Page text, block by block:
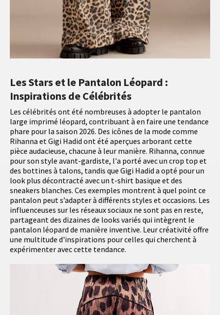
Les Stars et le Pantalon Léopard :
Inspirations de Célébrités
Les célébrités ont été nombreuses à adopter le pantalon
large imprimé léopard, contribuant à en faire une tendance
phare pour la saison 2026. Des icônes de la mode comme
Rihanna et Gigi Hadid ont été aperçues arborant cette
pièce audacieuse, chacune à leur manière. Rihanna, connue
pour son style avant-gardiste, l'a porté avec un crop top et
des bottines à talons, tandis que Gigi Hadid a opté pour un
look plus décontracté avec un t-shirt basique et des
sneakers blanches. Ces exemples montrent à quel point ce
pantalon peut s’adapter à différents styles et occasions. Les
influenceuses sur les réseaux sociaux ne sont pas en reste,
partageant des dizaines de looks variés qui intègrent le
pantalon léopard de manière inventive. Leur créativité offre
une multitude d'inspirations pour celles qui cherchent à
expérimenter avec cette tendance.